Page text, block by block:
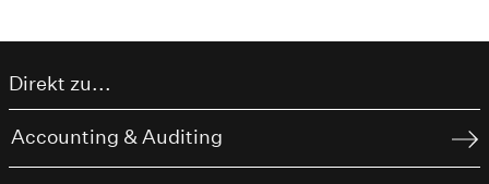
Direkt zu...
Accounting & Auditing